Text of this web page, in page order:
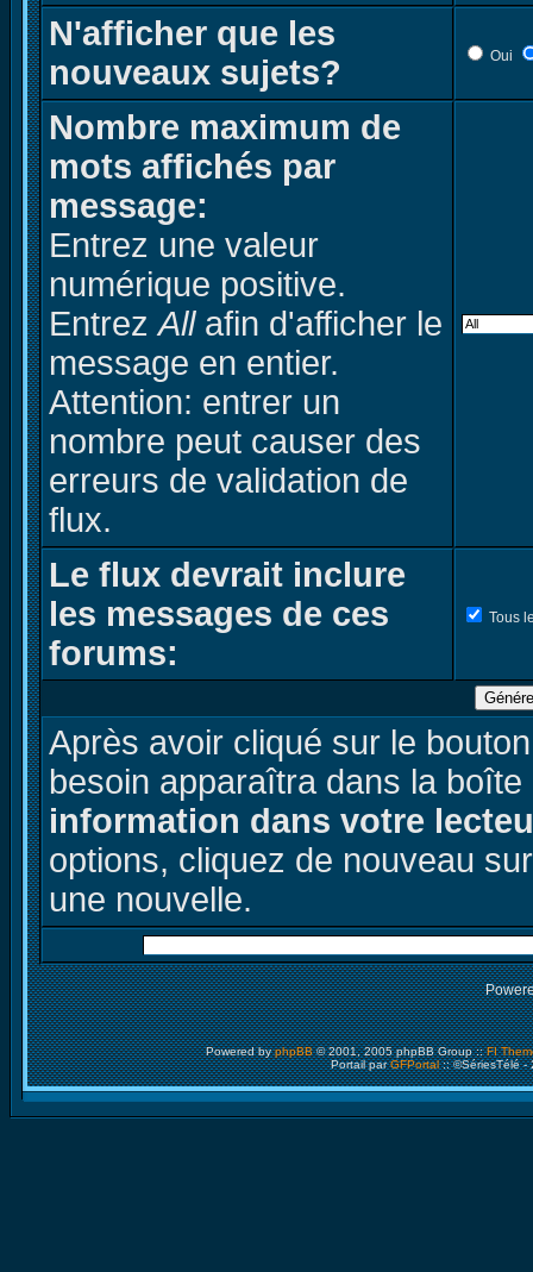
N'afficher que les
nouveaux sujets?
Oui
Nombre maximum de
mots affichés par
message:
Entrez une valeur
numérique positive.
EntrezAllafin d'afficher le
message en entier.
Attention: entrer un
nombre peut causer des
erreurs de validation de
flux.
Le flux devrait inclure
les messages de ces
forums:
Tous
Après avoir cliqué sur le
besoin apparaîtra dans la
information dans votre
options, cliquez de nouveau
une nouvelle.
Powered byphpBB© 2001, 2005 phpBB Group ::FI
Portail parGFPortal:: ©SériesTélé -